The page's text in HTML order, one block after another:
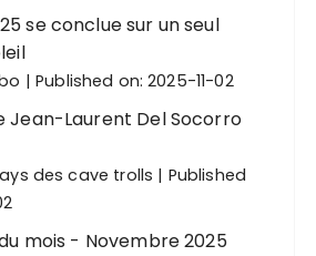
se conclue sur un seul
Published on: 2025-11-02
Jean-Laurent Del Socorro
des cave trolls
Published
mois - Novembre 2025